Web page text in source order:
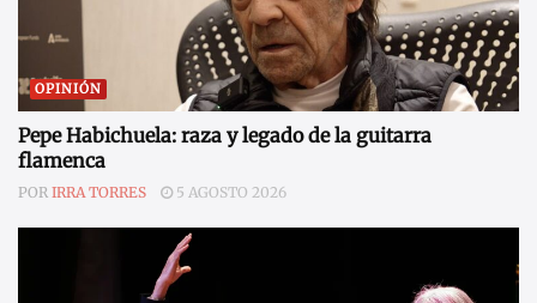
OPINIÓN
Pepe Habichuela: raza y legado de la guitarra
flamenca
POR IRRA TORRES 5 AGOSTO 2026